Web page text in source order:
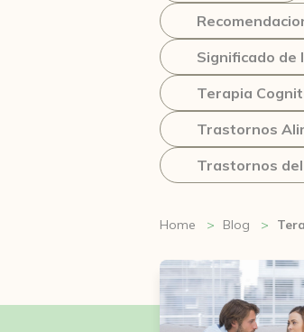
Significado de
Terapia
Trastornos
Trastornos
Home Blog